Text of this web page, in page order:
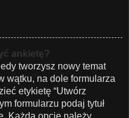
ankietę?
tworzysz nowy temat
wątku, na dole formularza
etykietę “Utwórz
formularzu podaj tytuł